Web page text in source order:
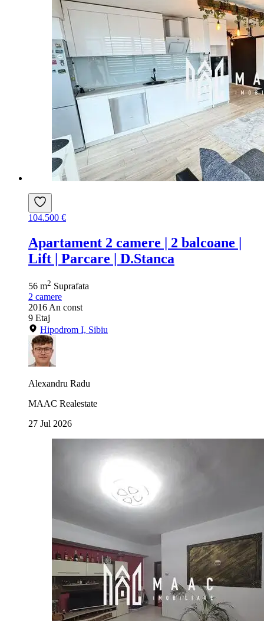
104.500 €
Apartament 2 camere | 2 balcoane |
Lift | Parcare | D.Stanca
56 m2 Suprafata
2 camere
2016An const
9 Etaj
Hipodrom I, Sibiu
Alexandru Radu
MAAC Realestate
27 Jul 2026